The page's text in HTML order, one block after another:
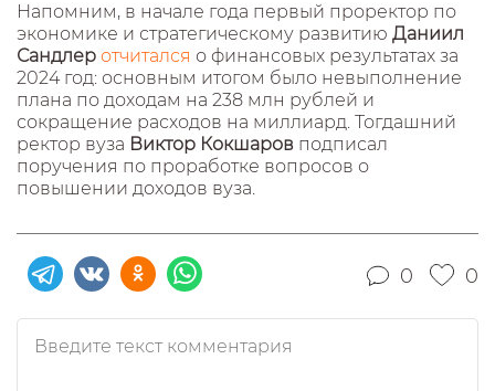
Напомним, в начале года первый проректор по
экономике и стратегическому развитию Даниил
Сандлер отчитался о финансовых результатах за
2024 год: основным итогом было невыполнение
плана по доходам на 238 млн рублей и
сокращение расходов на миллиард. Тогдашний
ректор вуза Виктор Кокшаров подписал
поручения по проработке вопросов о
повышении доходов вуза.
0 0